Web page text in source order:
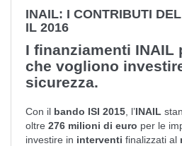
INAIL: I CONTRIBUTI
IL 2016
I finanziamenti INAIL
che vogliono
sicurezza.
Con il bando ISI 2015 , l’INAIL
oltre 276 milioni di euro per le
investire in interventi finalizzati al